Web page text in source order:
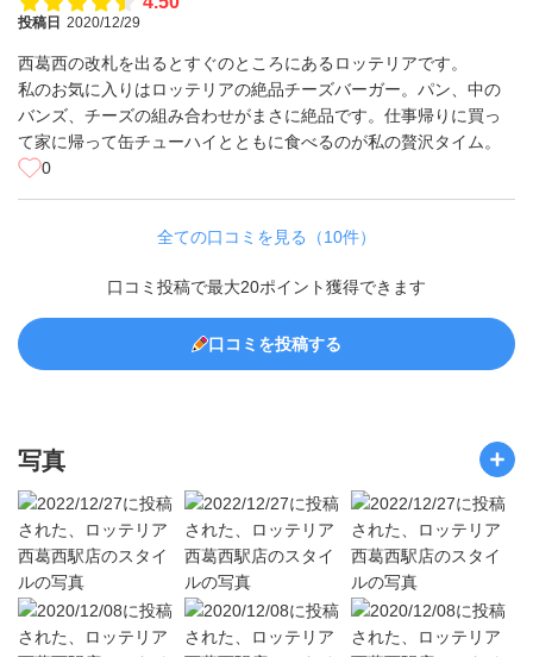
投稿日 2020/12/29
西葛西の改札を出るとすぐのところにあるロッテリアです。
私のお気に入りはロッテリアの絶品チーズバーガー。パン、中の
バンズ、チーズの組み合わせがまさに絶品です。仕事帰りに買っ
て家に帰って缶チューハイとともに食べるのが私の贅沢タイム。
0
全ての口コミを見る（10件）
口コミ投稿で最大20ポイント獲得できます
口コミを投稿する
写真